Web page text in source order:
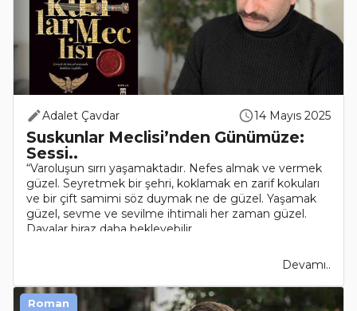
Adalet Çavdar 14 Mayıs 2025
Suskunlar Meclisi’nden Günümüze:
Sessi..
“Varoluşun sırrı yaşamaktadır. Nefes almak ve vermek
güzel. Seyretmek bir şehri, koklamak en zarif kokuları
ve bir çift samimi söz duymak ne de güzel. Yaşamak
güzel, sevme ve sevilme ihtimali her zaman güzel.
Davalar biraz daha bekleyebilir.....
Devamı..
Roman